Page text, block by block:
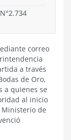
correo
a través
de Oro,
a quienes se
al inicio
Ministerio de